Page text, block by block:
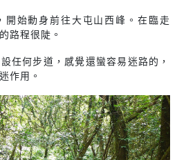
開始動身前往大屯山西峰。在臨走
路程很陡。
任何步道，感覺還蠻容易迷路的，
作用。